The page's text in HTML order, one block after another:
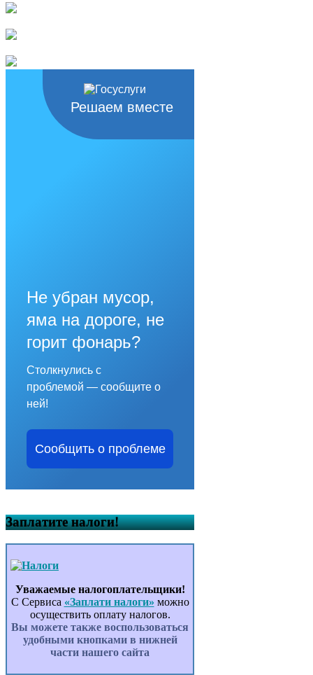
Решаем вместе
Не убран мусор,
яма на дороге, не
горит фонарь?
Столкнулись с
проблемой — сообщите о
ней!
Сообщить о проблеме
Заплатите налоги!
Уважаемые налогоплательщики!
С Сервиса «Заплати налоги» можно
осуществить оплату налогов.
Вы можете также воспользоваться
удобными кнопками в нижней
части нашего сайта